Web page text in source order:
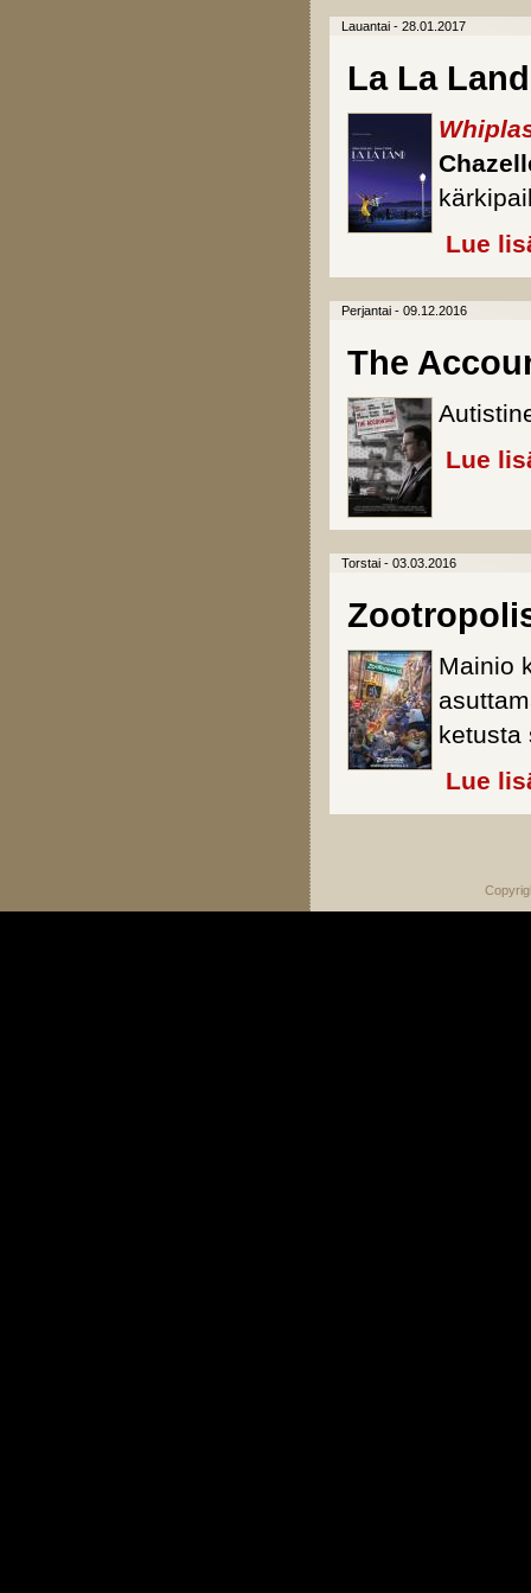
Lauantai - 28.01.2017
La La Land
Lue
Perjantai - 09.12.2016
The
Lue
Torstai - 03.03.2016
Mainio
ketusta
Lue